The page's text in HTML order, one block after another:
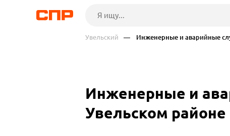
Увельский — Инженерные и аварийные
Инженерные и
Увельском районе